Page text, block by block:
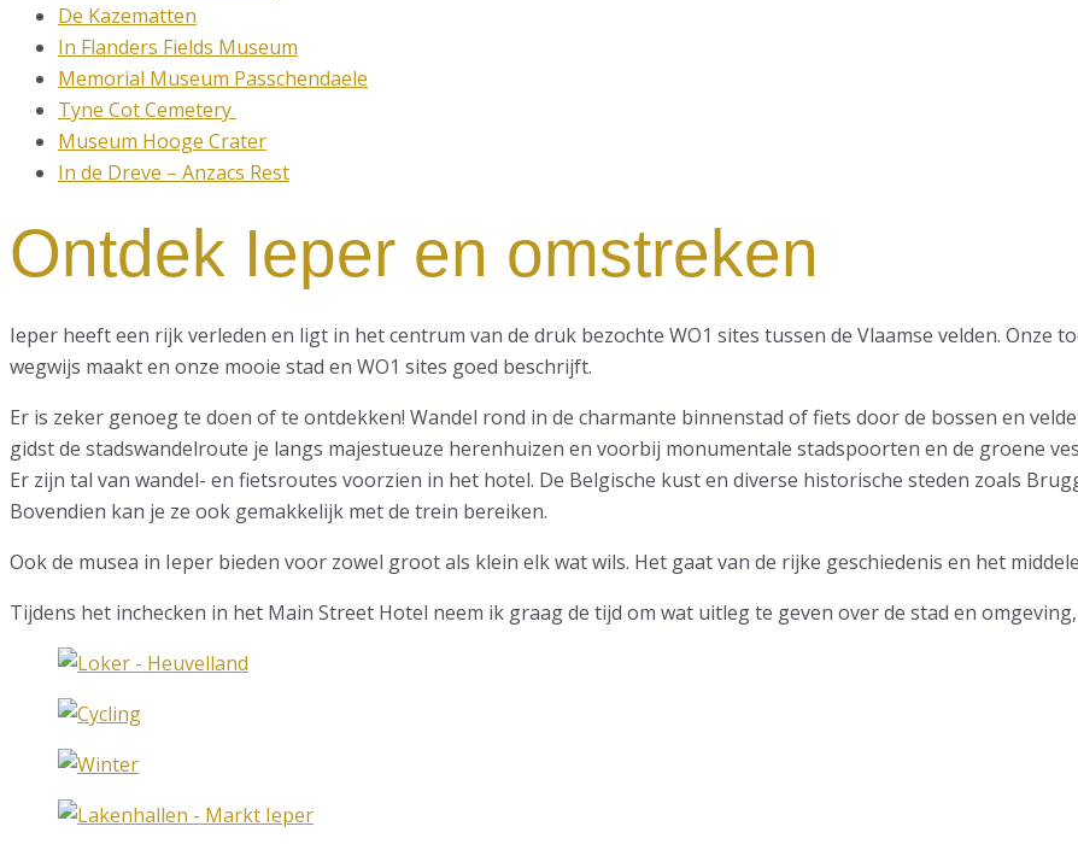
De Kazematten
In Flanders Fields Museum
Memorial Museum Passchendaele
Tyne Cot Cemetery
Museum Hooge Crater
In de Dreve – Anzacs Rest
Ontdek Ieper en omstreken
Ieper heeft een rijk verleden en ligt in het centrum van de druk bezochte WO1 sites tussen de Vlaamse velden. Onze
wegwijs maakt en onze mooie stad en WO1 sites goed beschrijft.
Er is zeker genoeg te doen of te ontdekken! Wandel rond in de charmante binnenstad of fiets door de bossen en
gidst de stadswandelroute je langs majestueuze herenhuizen en voorbij monumentale stadspoorten en de groene
Er zijn tal van wandel- en fietsroutes voorzien in het hotel. De Belgische kust en diverse historische steden zoals
Bovendien kan je ze ook gemakkelijk met de trein bereiken.
Ook de musea in Ieper bieden voor zowel groot als klein elk wat wils. Het gaat van de rijke geschiedenis en het
Tijdens het inchecken in het Main Street Hotel neem ik graag de tijd om wat uitleg te geven over de stad en